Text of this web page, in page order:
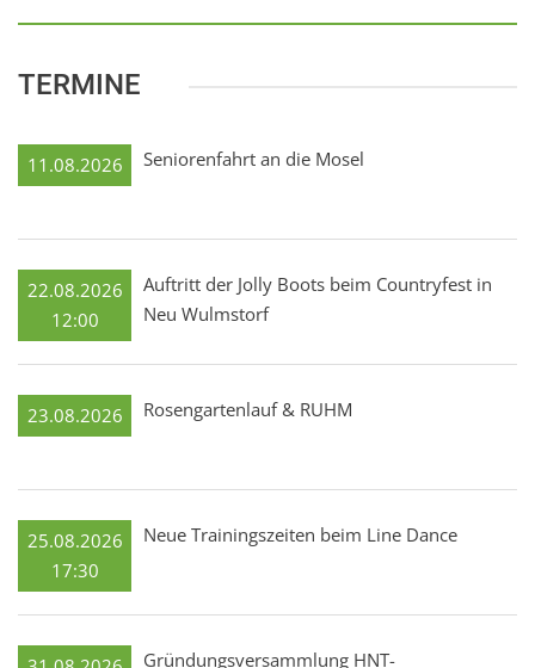
TERMINE
11.08.2026 Seniorenfahrt an die Mosel
22.08.2026
12:00
Auftritt der Jolly Boots beim Countryfest in
Neu Wulmstorf
23.08.2026 Rosengartenlauf & RUHM
25.08.2026
17:30
Neue Trainingszeiten beim Line Dance
Gründungsversammlung HNT-